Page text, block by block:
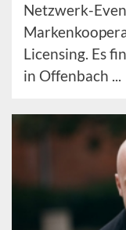
Netzwerk-
Licensing. Es
in Offenbach ...